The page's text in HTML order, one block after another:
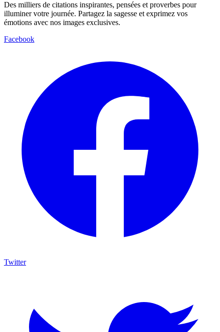
Des milliers de citations inspirantes, pensées et proverbes pour
illuminer votre journée. Partagez la sagesse et exprimez vos
émotions avec nos images exclusives.
Facebook
Twitter